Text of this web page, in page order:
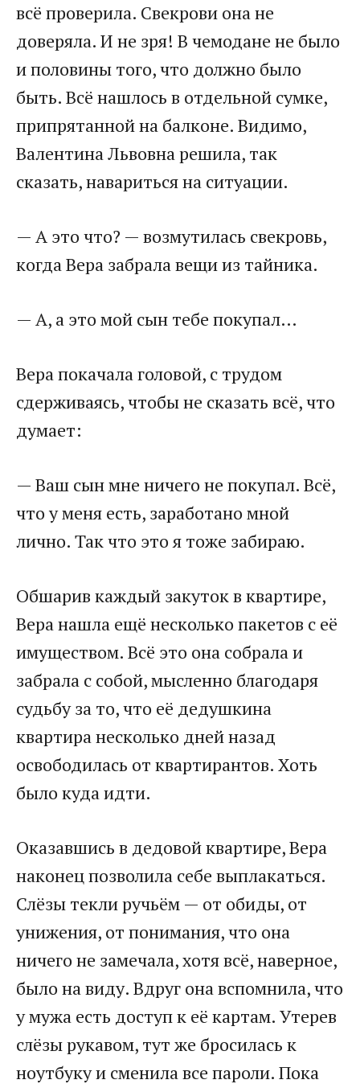
всё проверила. Свекрови она не
доверяла. И не зря! В чемодане не было
и половины того, что должно было
быть. Всё нашлось в отдельной сумке,
припрятанной на балконе. Видимо,
Валентина Львовна решила, так
сказать, навариться на ситуации.
— А это что? — возмутилась свекровь,
когда Вера забрала вещи из тайника.
— А, а это мой сын тебе покупал…
Вера покачала головой, с трудом
сдерживаясь, чтобы не сказать всё, что
думает:
— Ваш сын мне ничего не покупал. Всё,
что у меня есть, заработано мной
лично. Так что это я тоже забираю.
Обшарив каждый закуток в квартире,
Вера нашла ещё несколько пакетов с её
имуществом. Всё это она собрала и
забрала с собой, мысленно благодаря
судьбу за то, что её дедушкина
квартира несколько дней назад
освободилась от квартирантов. Хоть
было куда идти.
Оказавшись в дедовой квартире, Вера
наконец позволила себе выплакаться.
Слёзы текли ручьём — от обиды, от
унижения, от понимания, что она
ничего не замечала, хотя всё, наверное,
было на виду. Вдруг она вспомнила, что
у мужа есть доступ к её картам. Утерев
слёзы рукавом, тут же бросилась к
ноутбуку и сменила все пароли. Пока